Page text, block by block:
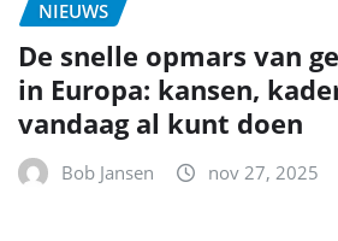
NIEUWS
De snelle opmars van
in Europa: kansen,
vandaag al kunt doen
Bob Jansen nov 27, 2025